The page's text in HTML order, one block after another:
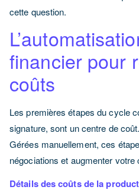
cette question.
financier pour
coûts
Les premières étapes du cycle
signature, sont un centre de coût.
Gérées manuellement, ces
négociations et augmenter votre
Détails des coûts de la